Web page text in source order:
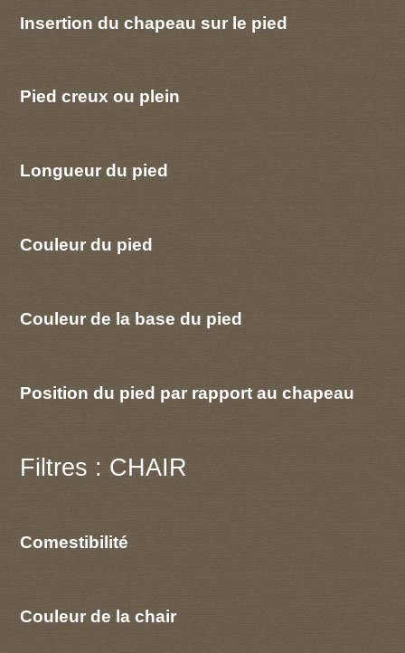
Insertion du chapeau sur le pied
Pied creux ou plein
Longueur du pied
Couleur du pied
Couleur de la base du pied
Position du pied par rapport au chapeau
Filtres : CHAIR
Comestibilité
Couleur de la chair